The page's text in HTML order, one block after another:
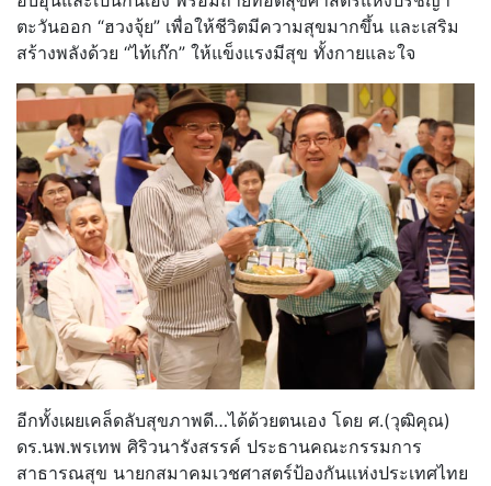
ตะวันออก “ฮวงจุ้ย” เพื่อให้ชีวิตมีความสุขมากขึ้น และเสริม
สร้างพลังด้วย “ไท้เก๊ก” ให้แข็งแรงมีสุข ทั้งกายและใจ
อีกทั้งเผยเคล็ดลับสุขภาพดี…ได้ด้วยตนเอง โดย ศ.(วุฒิคุณ)
ดร.นพ.พรเทพ ศิริวนารังสรรค์ ประธานคณะกรรมการ
สาธารณสุข นายกสมาคมเวชศาสตร์ป้องกันแห่งประเทศไทย